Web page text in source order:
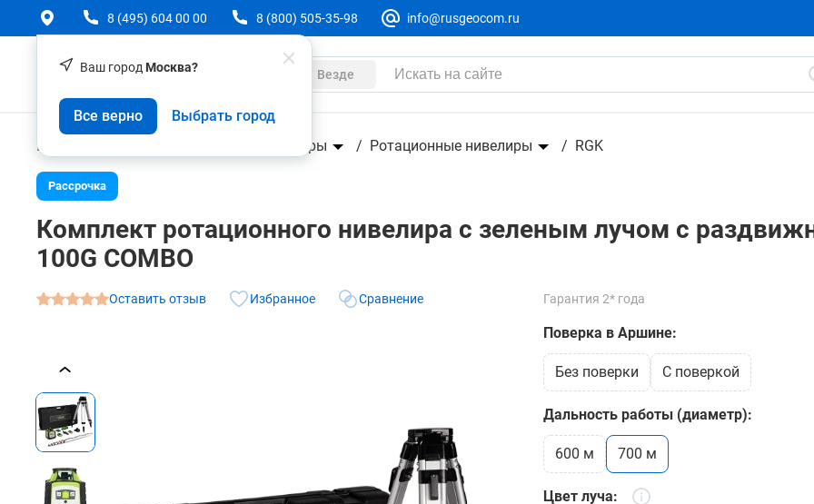
Ваш город Москва?
Все верно Выбрать город
8 (495) 604 00 00 8 (800) 505-35-98 info@rusgeocom.ru
Везде
Геодезическое оборудование Нивелиры Ротационные нивелиры RGK
Рассрочка
Комплект ротационного нивелира с зеленым лучом с
100G COMBO
Оставить отзыв Избранное Сравнение Гарантия 2* года
Поверка в Аршине:
без поверки c поверкой
Дальность работы (диаметр):
600 м 700 м
Цвет луча:
Комплект ротационного нивелира с зеленым лучом с раздвижным
штативом RGK SP-100G COMBO
О товаре